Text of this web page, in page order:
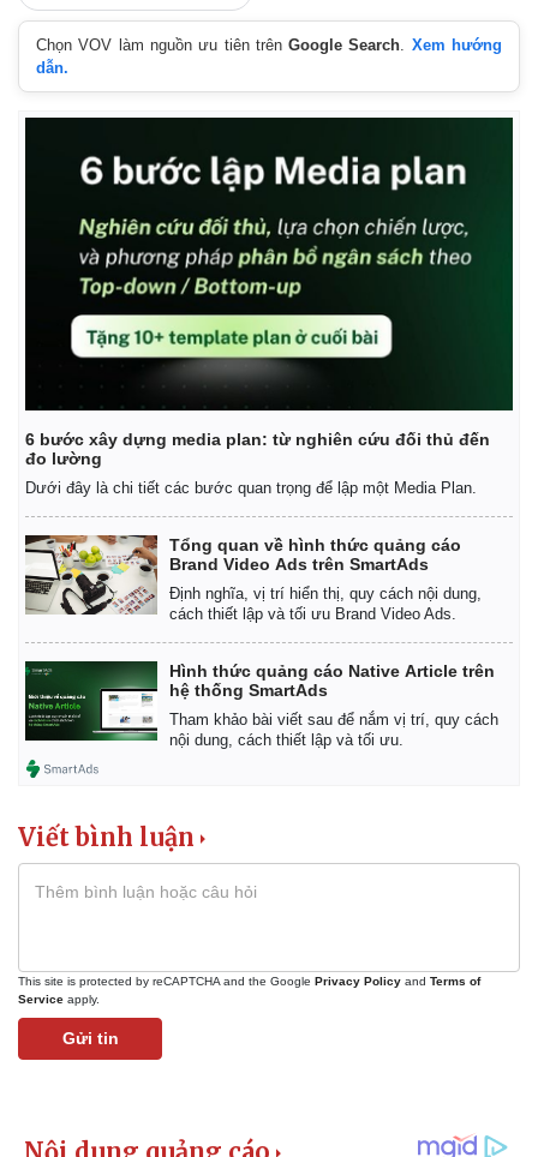
Thế giới
Quan sát
Hồ sơ
Multimedia
Video
E-Magazine
Infographic
Chọn VOV làm nguồn ưu tiên trênGoogle Search. Xem hướng
dẫn.
6 bước xây dựng media plan: từ nghiên cứu đối thủ đến
đo lường
Dưới đây là chi tiết các bước quan trọng để lập một Media Plan.
Tổng quan về hình thức quảng cáo
Brand Video Ads trên SmartAds
Định nghĩa, vị trí hiển thị, quy cách nội dung,
cách thiết lập và tối ưu Brand Video Ads.
Hình thức quảng cáo Native Article trên
hệ thống SmartAds
Tham khảo bài viết sau để nắm vị trí, quy cách
nội dung, cách thiết lập và tối ưu.
Viết bình luận
This site is protected by reCAPTCHA and the Google Privacy Policy and Terms of
Service apply.
Gửi tin